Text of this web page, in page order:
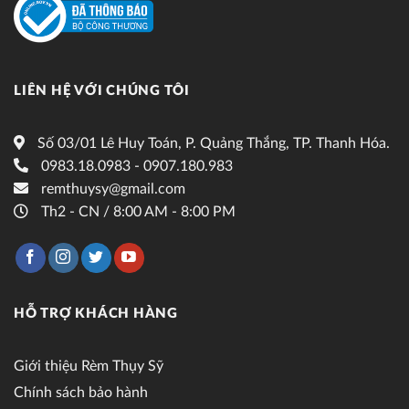
LIÊN HỆ VỚI CHÚNG TÔI
Số 03/01 Lê Huy Toán, P. Quảng Thắng, TP. Thanh Hóa.
0983.18.0983 - 0907.180.983
remthuysy@gmail.com
Th2 - CN / 8:00 AM - 8:00 PM
HỖ TRỢ KHÁCH HÀNG
Giới thiệu Rèm Thụy Sỹ
Chính sách bảo hành